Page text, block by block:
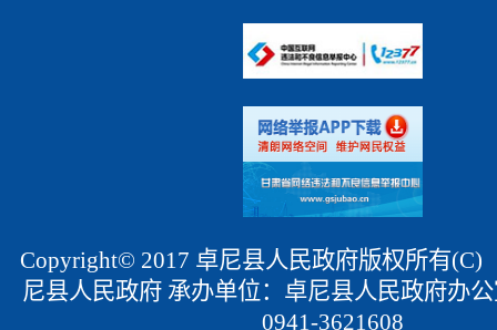
Copyright© 2017 卓尼县人民政府版权所有
尼县人民政府 承办单位：卓尼县人民政府办
0941-3621608